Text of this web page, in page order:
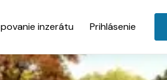
inzerátu Prihlásenie